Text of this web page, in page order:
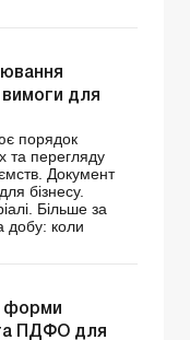
вимоги для
порядок
та перегляду
Документ
бізнесу.
Більше за
добу: коли
форми
ПДФО для